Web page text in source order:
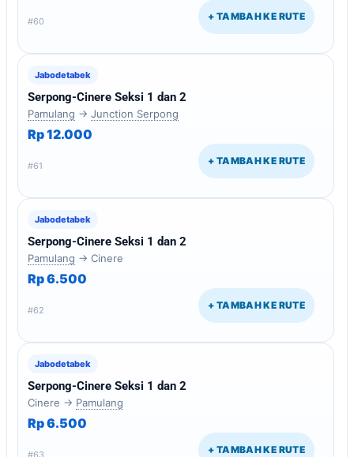
#60 + TAMBAH KE RUTE
Jabodetabek
Serpong-Cinere Seksi 1 dan 2
Pamulang → Junction Serpong
Rp 12.000
#61 + TAMBAH KE RUTE
Jabodetabek
Serpong-Cinere Seksi 1 dan 2
Pamulang → Cinere
Rp 6.500
#62 + TAMBAH KE RUTE
Jabodetabek
Serpong-Cinere Seksi 1 dan 2
Cinere → Pamulang
Rp 6.500
#63 + TAMBAH KE RUTE